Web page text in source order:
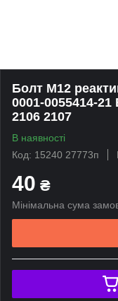
Болт М12
0001-0055414-21
2106 2107
В наявності
Код: 15240 27773п
40 ₴
Мінімальна сума